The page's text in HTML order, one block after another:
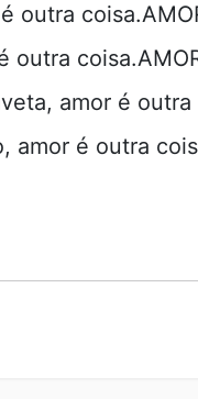
outra
outra
amor é
amor é outra